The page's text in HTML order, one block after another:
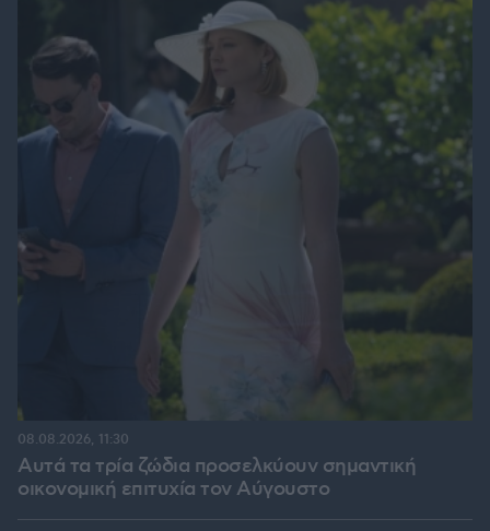
Αυτά τα τρία ζώδια προσελκύουν σημαντική
οικονομική επιτυχία τον Αύγουστο
08.08.2026, 11:30